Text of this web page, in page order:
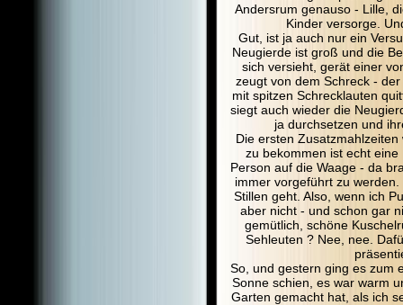
Andersrum genauso - Lille,
Kinder versorge.
Gut, ist ja auch nur ein
Neugierde ist groß und die
sich versieht, gerät einer
zeugt von dem Schreck -
mit spitzen Schrecklauten
siegt auch wieder die
ja durchsetzen und
Die ersten
zu bekommen ist echt
Person auf die Waage - da
immer vorgeführt zu
Stillen geht. Also, wenn ich
aber nicht - und schon gar
gemütlich, schöne
Sehleuten ? Nee, nee.
So, und gestern ging es zum
Sonne schien, es war warm
Garten gemacht hat, als ich